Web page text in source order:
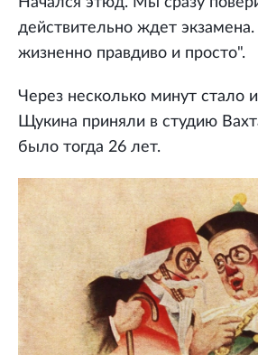
действительно ждет
жизненно правдиво и просто".
Через несколько минут стало
Щукина приняли в студию
было тогда 26 лет.